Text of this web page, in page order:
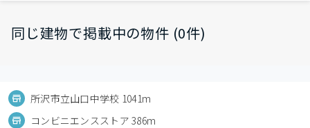
同じ建物で掲載中の物件 (0件)
所沢市立山口中学校 1041m
コンビニエンスストア 386m